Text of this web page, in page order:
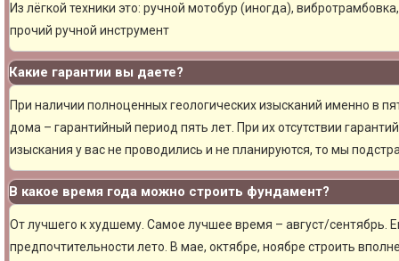
Из лёгкой техники это: ручной мотобур (иногда),
прочий ручной инструмент
Какие гарантии вы даете?
При наличии полноценных геологических изысканий именно в
дома – гарантийный период пять лет. При их отсутствии
изыскания у вас не проводились и не планируются, то мы
В какое время года можно строить фундамент?
От лучшего к худшему. Самое лучшее время – август/сентябрь.
предпочтительности лето. В мае, октябре, ноябре строить